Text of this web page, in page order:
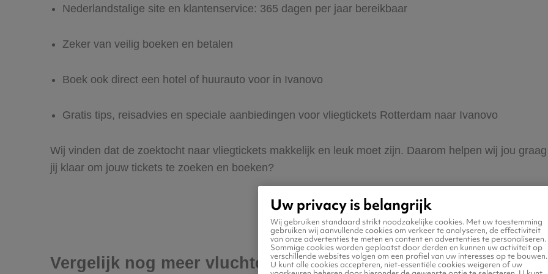
Nederlandstalige site en klantenservice: 365 dagen per jaar bereikbaar
Zeker van veilig boeken en betalen
Boek ook direct een hotel of huurauto voor in Ivanovo
Gratis tips, reisadvies en speciale aanbiedingen voor vliegtickets Rotterdam naar Ivanovo
Wij vinden dat de zoektocht naar vliegtickets makkelijk en leuk moet zijn. Daarom helpen wij jou
jij klaar om jouw tickets te zoeken en boeken?
Vergelijk nog meer vluchten naar Ivanovo
Uw privacy is belangrijk
Wij gebruiken standaard strikt noodzakelijke cookies. Met uw toestemming
gebruiken wij aanvullende cookies om verkeer te analyseren, de effectiviteit
van onze advertenties te meten en content en advertenties te personaliseren.
Sommige cookies worden geplaatst door derden en kunnen uw activiteit op
verschillende websites volgen om een profiel van uw interesses op te bouwen.
U kunt alle cookies accepteren, niet-essentiële cookies weigeren of uw